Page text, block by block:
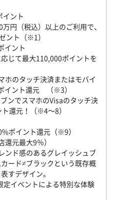
イント
円（税込）以上のご利用で、
ント（※1）
イント
じて最大110,000ポイントを
ホのタッチ決済またはモバイ
イント還元 （※3）
ンでスマホのVisaのタッチ決
還元！（※4～8）
ポイント還元（※9）
還元最大9％）
ンド感のあるグレイッシュブ
ード≠ブラックという既存概
すデザイン。
イベントによる特別な体験